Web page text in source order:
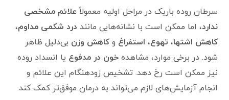
سرطان روده باریک در مراحل اولیه معمولاً علائم مشخصی
ندارد، اما ممکن است با نشانه‌هایی مانند درد شکمی مداوم،
کاهش اشتها، تهوع، استفراغ وکاهش وزن بی‌دلیل ظاهر
شود. در برخی موارد، مشاهدهخون در مدفوع یا انسداد روده
نیز ممکن است رخ دهد. تشخیص زودهنگام این علائم و
انجام آزمایش‌های لازم می‌تواند به درمان موفق‌تر کمک کند.